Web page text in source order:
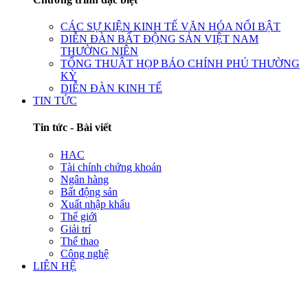
CÁC SỰ KIỆN KINH TẾ VĂN HÓA NỔI BẬT
DIỄN ĐÀN BẤT ĐỘNG SẢN VIỆT NAM
THƯỜNG NIÊN
TỔNG THUẬT HỌP BÁO CHÍNH PHỦ THƯỜNG
KỲ
DIỄN ĐÀN KINH TẾ
TIN TỨC
Tin tức - Bài viết
HAC
Tài chính chứng khoán
Ngân hàng
Bất động sản
Xuất nhập khẩu
Thế giới
Giải trí
Thể thao
Công nghệ
LIÊN HỆ